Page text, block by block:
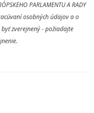
PARLAMENTU A RADY
osobných údajov a o
zverejnený - požiadajte